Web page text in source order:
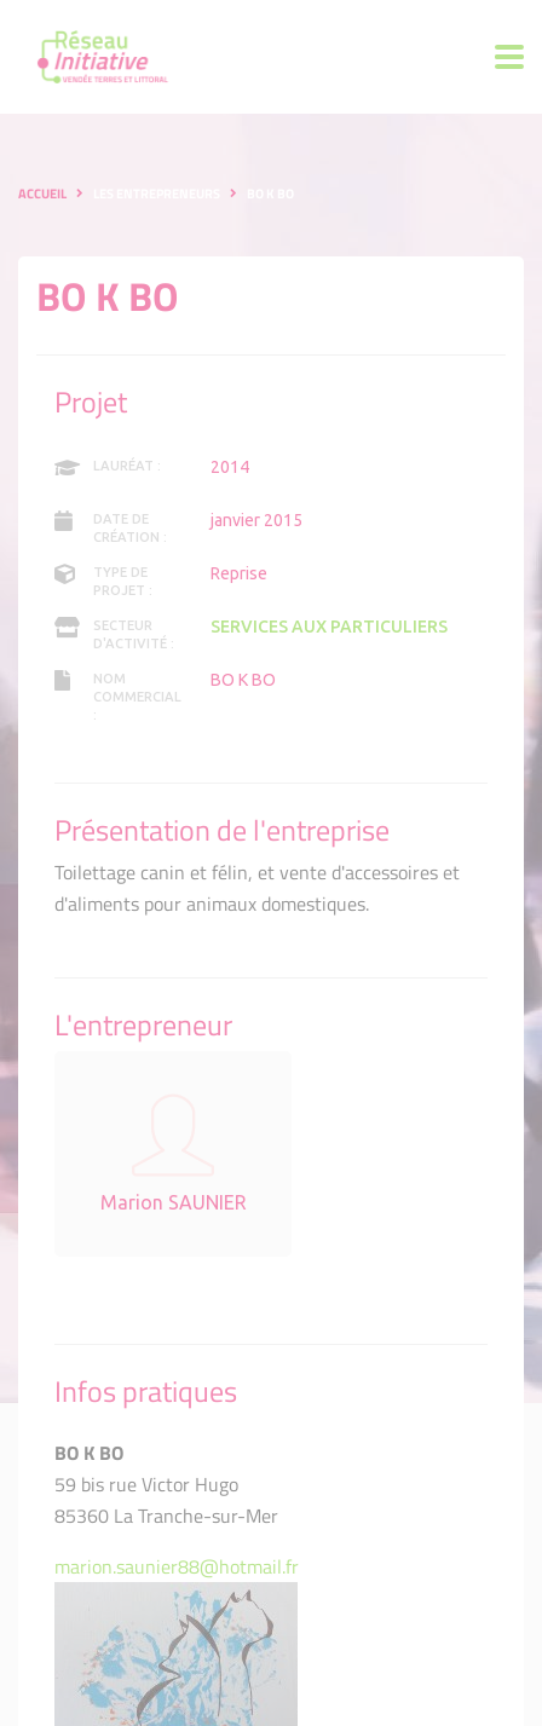
ACCUEIL
BO K BO
Projet
LAURÉAT : 2014
DATE DE
CRÉATION :
janvier 2015
TYPE DE
PROJET :
Reprise
SECTEUR
D'ACTIVITÉ :
SERVICES AUX PARTICULIERS
NOM
COMMERCIAL
:
BO K BO
Présentation de l'entreprise
Toilettage canin et félin, et vente d'accessoires et
d'aliments pour animaux domestiques.
L'entrepreneur
Marion SAUNIER
Infos pratiques
BO K BO
59 bis rue Victor Hugo
85360 La Tranche-sur-Mer
marion.saunier88@hotmail.fr